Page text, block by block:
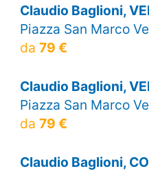
Claudio Baglioni,
Piazza San Marco
da 79 €
Claudio Baglioni,
Piazza San Marco
da 79 €
Claudio Baglioni,